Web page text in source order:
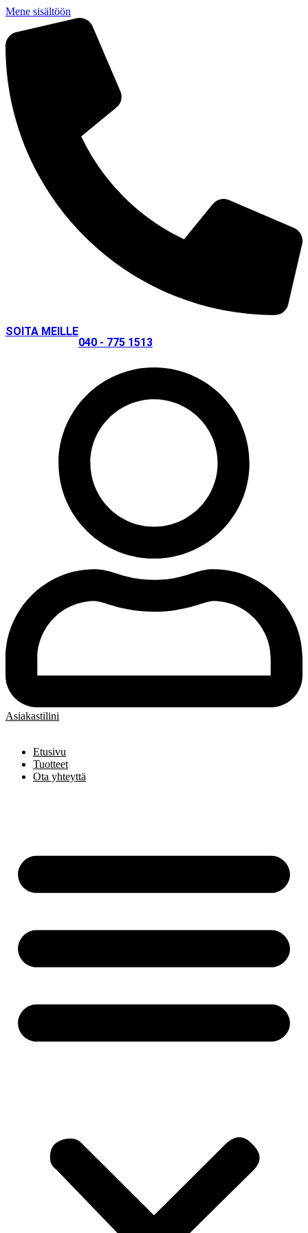
Mene sisältöön
SOITA MEILLE
040 - 775 1513
Asiakastilini
Etusivu
Tuotteet
Ota yhteyttä